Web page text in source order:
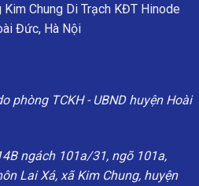
Chung Di Trạch KĐT Hinode
Đức, Hà Nội
phòng TCKH - UBND huyện Hoài
ngách 101a/31, ngõ 101a,
Lai Xá, xã Kim Chung, huyện